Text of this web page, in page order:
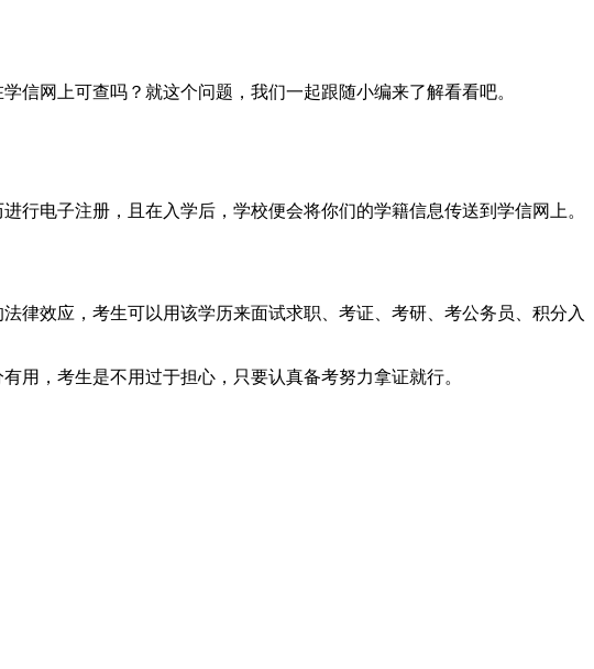
信网上可查吗？就这个问题，我们一起跟随小编来了解看看吧。
行电子注册，且在入学后，学校便会将你们的学籍信息传送到学信网上。
律效应，考生可以用该学历来面试求职、考证、考研、考公务员、积分入
用，考生是不用过于担心，只要认真备考努力拿证就行。